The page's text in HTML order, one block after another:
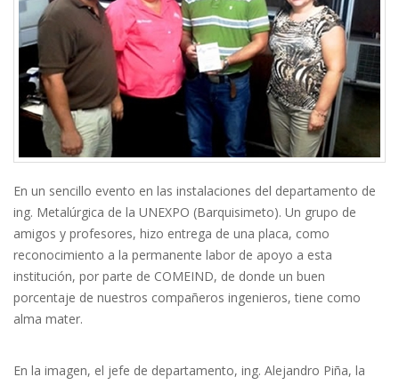
En un sencillo evento en las instalaciones del departamento de
ing. Metalúrgica de la UNEXPO (Barquisimeto). Un grupo de
amigos y profesores, hizo entrega de una placa, como
reconocimiento a la permanente labor de apoyo a esta
institución, por parte de COMEIND, de donde un buen
porcentaje de nuestros compañeros ingenieros, tiene como
alma mater.
En la imagen, el jefe de departamento, ing. Alejandro Piña, la